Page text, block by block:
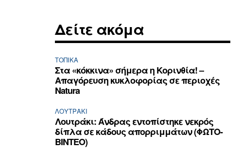
Δείτε ακόμα
ΤΟΠΙΚΑ
Στα «κόκκινα» σήμερα η Κορινθία! –
Απαγόρευση κυκλοφορίας σε περιοχές
Natura
ΛΟΥΤΡΆΚΙ
Λουτράκι: Άνδρας εντοπίστηκε νεκρός
δίπλα σε κάδους απορριμμάτων (ΦΩΤΟ-
ΒΙΝΤΕΟ)